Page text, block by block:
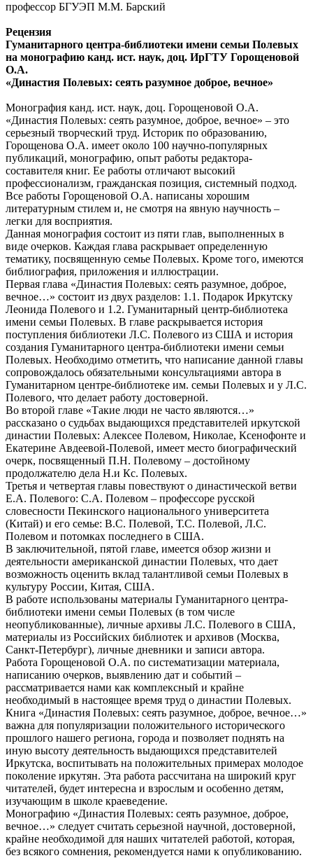
профессор БГУЭП М.М. Барский
Рецензия
Гуманитарного центра-библиотеки имени семьи Полевых
на монографию канд. ист. наук, доц. ИрГТУ Горощеновой
О.А.
«Династия Полевых: сеять разумное доброе, вечное»
Монография канд. ист. наук, доц. Горощеновой О.А.
«Династия Полевых: сеять разумное, доброе, вечное» – это
серьезный творческий труд. Историк по образованию,
Горощенова О.А. имеет около 100 научно-популярных
публикаций, монографию, опыт работы редактора-
составителя книг. Ее работы отличают высокий
профессионализм, гражданская позиция, системный подход.
Все работы Горощеновой О.А. написаны хорошим
литературным стилем и, не смотря на явную научность –
легки для восприятия.
Данная монография состоит из пяти глав, выполненных в
виде очерков. Каждая глава раскрывает определенную
тематику, посвященную семье Полевых. Кроме того, имеются
библиография, приложения и иллюстрации.
Первая глава «Династия Полевых: сеять разумное, доброе,
вечное…» состоит из двух разделов: 1.1. Подарок Иркутску
Леонида Полевого и 1.2. Гуманитарный центр-библиотека
имени семьи Полевых. В главе раскрывается история
поступления библиотеки Л.С. Полевого из США и история
создания Гуманитарного центра-библиотеки имени семьи
Полевых. Необходимо отметить, что написание данной главы
сопровождалось обязательными консультациями автора в
Гуманитарном центре-библиотеке им. семьи Полевых и у Л.С.
Полевого, что делает работу достоверной.
Во второй главе «Такие люди не часто являются…»
рассказано о судьбах выдающихся представителей иркутской
династии Полевых: Алексее Полевом, Николае, Ксенофонте и
Екатерине Авдеевой-Полевой, имеет место биографический
очерк, посвященный П.Н. Полевому – достойному
продолжателю дела Н.и Кс. Полевых.
Третья и четвертая главы повествуют о династической ветви
Е.А. Полевого: С.А. Полевом – профессоре русской
словесности Пекинского национального университета
(Китай) и его семье: В.С. Полевой, Т.С. Полевой, Л.С.
Полевом и потомках последнего в США.
В заключительной, пятой главе, имеется обзор жизни и
деятельности американской династии Полевых, что дает
возможность оценить вклад талантливой семьи Полевых в
культуру России, Китая, США.
В работе использованы материалы Гуманитарного центра-
библиотеки имени семьи Полевых (в том числе
неопубликованные), личные архивы Л.С. Полевого в США,
материалы из Российских библиотек и архивов (Москва,
Санкт-Петербург), личные дневники и записи автора.
Работа Горощеновой О.А. по систематизации материала,
написанию очерков, выявлению дат и событий –
рассматривается нами как комплексный и крайне
необходимый в настоящее время труд о династии Полевых.
Книга «Династия Полевых: сеять разумное, доброе, вечное…»
важна для популяризации положительного исторического
прошлого нашего региона, города и позволяет поднять на
иную высоту деятельность выдающихся представителей
Иркутска, воспитывать на положительных примерах молодое
поколение иркутян. Эта работа рассчитана на широкий круг
читателей, будет интересна и взрослым и особенно детям,
изучающим в школе краеведение.
Монографию «Династия Полевых: сеять разумное, доброе,
вечное…» следует считать серьезной научной, достоверной,
крайне необходимой для наших читателей работой, которая,
без всякого сомнения, рекомендуется нами к опубликованию.